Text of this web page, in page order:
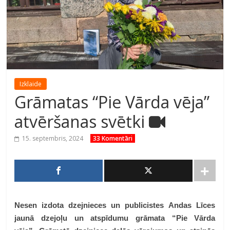
Izklaide
Grāmatas “Pie Vārda vēja”
atvēršanas svētki
15. septembris, 2024 33 Komentāri
Nesen izdota dzejnieces un publicistes Andas Līces
jaunā dzejoļu un atspīdumu grāmata “Pie Vārda